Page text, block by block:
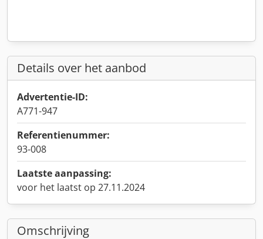
Details over het aanbod
Advertentie-ID:
A771-947
Referentienummer:
93-008
Laatste aanpassing:
voor het laatst op 27.11.2024
Omschrijving